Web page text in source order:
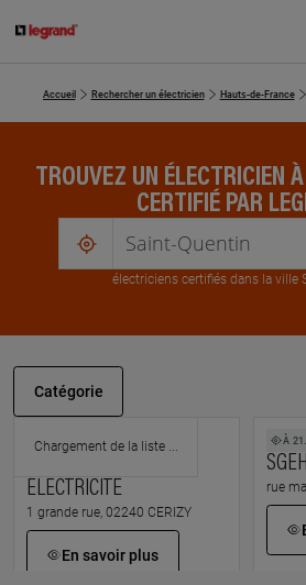
Accueil Rechercher un électricien Hauts-de-France
TROUVEZ UN ÉLECTRICIEN
CERTIFIÉ PAR
me
localiserélectriciens certifiés dans la ville
Catégorie
À 10 km km
ELECTRICITE
1 grande rue, 02240 CERIZY
En savoir plus
À
SGEH
rue